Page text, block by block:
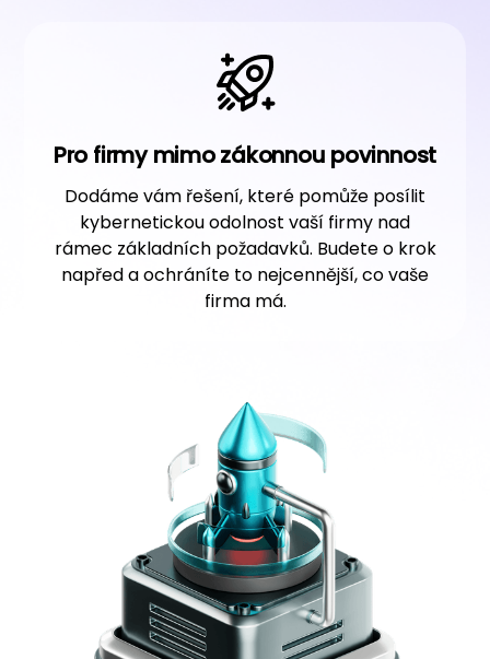
Pro firmy mimo zákonnou povinnost
Dodáme vám řešení, které pomůže posílit
kybernetickou odolnost vaší firmy nad
rámec základních požadavků. Budete o krok
napřed a ochráníte to nejcennější, co vaše
firma má.